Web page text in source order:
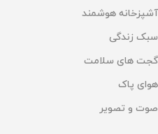
دارد
تنظیم آب خروجی
آشپزخانه هوشمند
سبک زندگی
گجت های سلامت
هوای پاک
صوت و تصویر